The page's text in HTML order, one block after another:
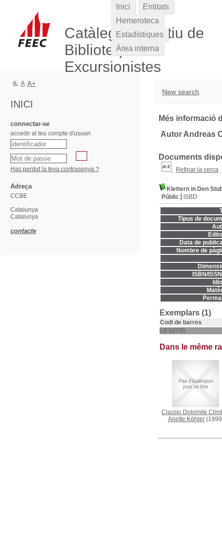
Catàleg Col·lectiu de
Biblioteques
Excursionistes
New search
Més informació
Autor Andreas
Documents
Refinar la cerca
Klettern in Den
Públic
ISBD
Tipus de
Data de
Nombre de
ISBN/
Exemplars (1)
Codi de barres
UES0785
Dans le même
Classic Dolomite
Anette Köhler
Inici
Entitats
Hemeroteca
Estadístiques
Àrea interna
A- A A+
INICI
connectar-se
accedir al teu compte d'usuari
Has perdut la teva contrasenya ?
Adreça
CCBE
Catalunya
Catalunya
contacte